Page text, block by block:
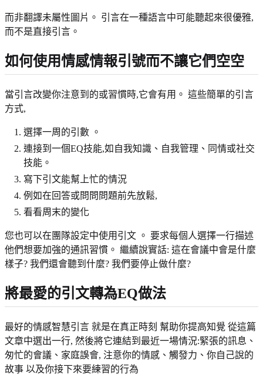
而非翻譯未屬性圖片。 引言在一種語言中可能聽起來很優雅,
而不是直接引言。
如何使用情感情報引號而不讓它們空空
當引言改變你注意到的或習慣時,它會有用。 這些簡單的引言
方式,
選擇一周的引數 。
連接到一個EQ技能,如自我知識、自我管理、同情或社交
技能。
寫下引文能幫上忙的情況
例如在回答或問問問題前先放鬆,
看看周末的變化
您也可以在團隊設定中使用引文 。 要求每個人選擇一行描述
他們想要加強的通訊習慣。 繼續說實話: 這在會議中會是什麼
樣子? 我們還會聽到什麼? 我們要停止做什麼?
將最愛的引文轉為EQ做法
最好的情感智慧引言 就是在真正時刻 幫助你提高知覺 從這篇
文章中選出一行, 然後將它連結到最近一場情況:緊張的訊息、
匆忙的會議、家庭誤會, 注意你的情感、觸發力、你自己說的
故事 以及你接下來要練習的行為